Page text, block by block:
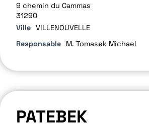
9 chemin du Cammas
31290
Ville VILLENOUVELLE
Responsable
M. Tomasek Michael
PATEBEK